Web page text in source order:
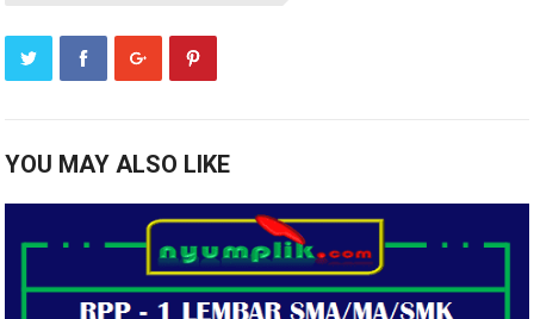
YOU MAY ALSO LIKE